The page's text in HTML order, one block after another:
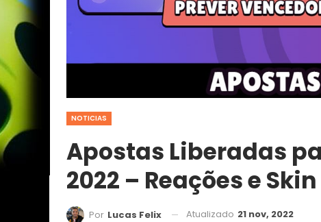
NOTICIAS
Apostas Liberadas
2022 – Reações e
Por Lucas Felix Atualizado 21 nov, 2022